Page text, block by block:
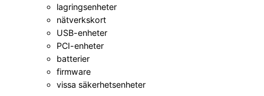
lagringsenheter
nätverkskort
USB-enheter
PCI-enheter
batterier
firmware
vissa säkerhetsenheter